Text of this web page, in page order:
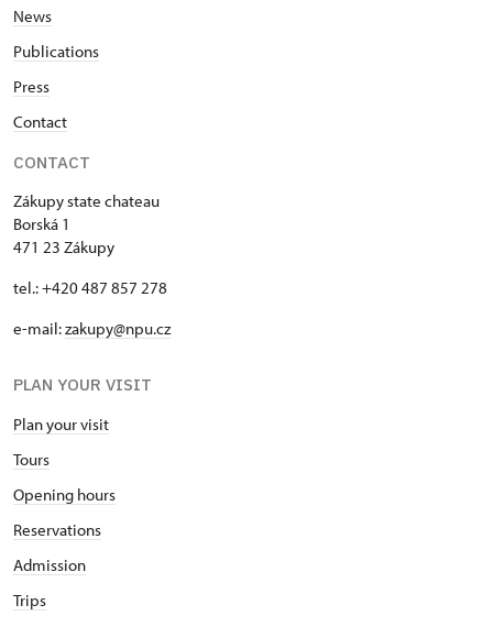
News
Publications
Press
Contact
CONTACT
Zákupy state chateau
Borská 1
471 23 Zákupy
tel.: +420 487 857 278
e-mail:zakupy@npu.cz
PLAN YOUR VISIT
Plan your visit
Tours
Opening hours
Reservations
Admission
Trips